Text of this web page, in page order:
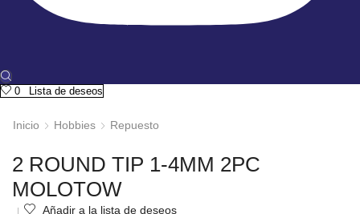
0 Lista de deseos
Inicio Hobbies Repuesto
2 ROUND TIP 1-4MM 2PC
MOLOTOW
Añadir a la lista de deseos